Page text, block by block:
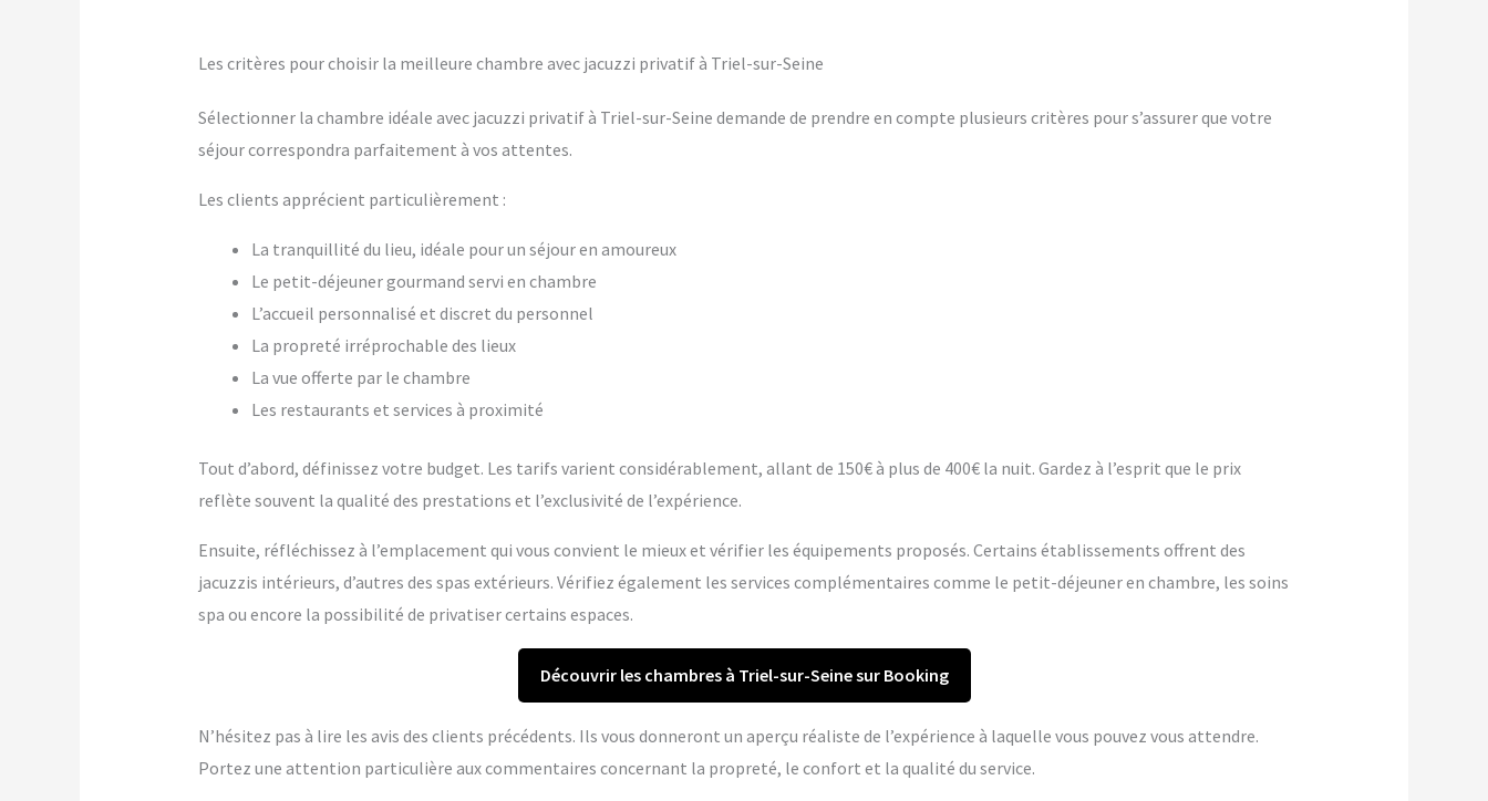
Les critères pour choisir la meilleure chambre avec jacuzzi privatif à Triel-sur-Seine
Sélectionner la chambre idéale avec jacuzzi privatif à Triel-sur-Seine demande de prendre en compte plusieurs critères pour s’assurer que votre
séjour correspondra parfaitement à vos attentes.
Les clients apprécient particulièrement :
La tranquillité du lieu, idéale pour un séjour en amoureux
Le petit-déjeuner gourmand servi en chambre
L’accueil personnalisé et discret du personnel
La propreté irréprochable des lieux
La vue offerte par le chambre
Les restaurants et services à proximité
Tout d’abord, définissez votre budget. Les tarifs varient considérablement, allant de 150€ à plus de 400€ la nuit. Gardez à l’esprit que le prix
reflète souvent la qualité des prestations et l’exclusivité de l’expérience.
Ensuite, réfléchissez à l’emplacement qui vous convient le mieux et vérifier les équipements proposés. Certains établissements offrent des
jacuzzis intérieurs, d’autres des spas extérieurs. Vérifiez également les services complémentaires comme le petit-déjeuner en chambre, les soins
spa ou encore la possibilité de privatiser certains espaces.
Découvrir les chambres à Triel-sur-Seine sur Booking
N’hésitez pas à lire les avis des clients précédents. Ils vous donneront un aperçu réaliste de l’expérience à laquelle vous pouvez vous attendre.
Portez une attention particulière aux commentaires concernant la propreté, le confort et la qualité du service.